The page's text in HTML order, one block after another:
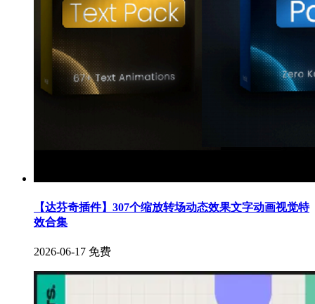
【达芬奇插件】307个缩放转场动态效果文字动画视觉特
效合集
2026-06-17 免费